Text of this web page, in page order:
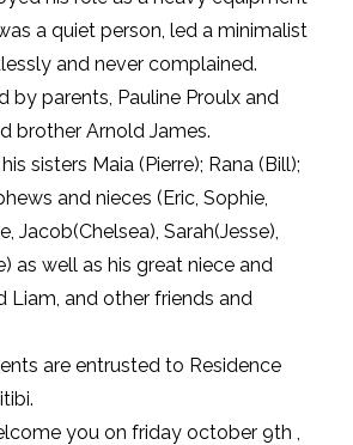
a quiet person, led a minimalist
and never complained.
by parents, Pauline Proulx and
brother Arnold James.
sisters Maia (Pierre); Rana (Bill);
and nieces (Eric, Sophie,
Jacob(Chelsea), Sarah(Jesse),
as well as his great niece and
Liam, and other friends and
are entrusted to Residence
you on friday october 9th ,